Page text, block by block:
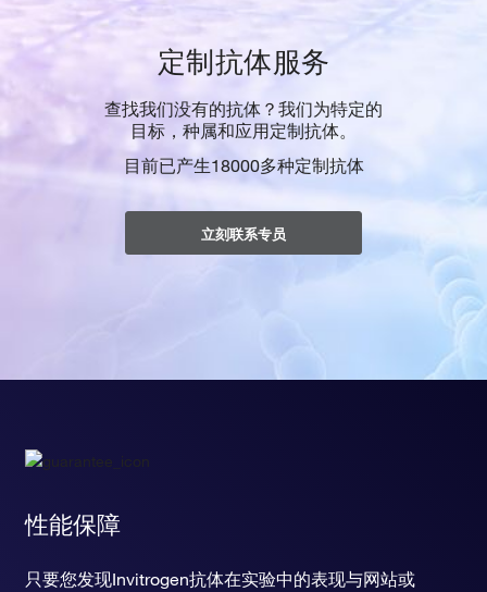
定制抗体服务
查找我们没有的抗体？我们为特定的
目标，种属和应用定制抗体。
目前已产生18000多种定制抗体
立刻联系专员
性能保障
只要您发现Invitrogen抗体在实验中的表现与网站或